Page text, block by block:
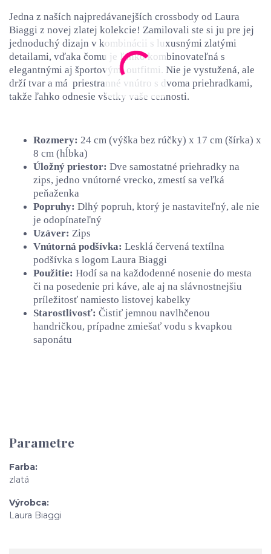
Jedna z naších najpredávanejších crossbody od Laura
Biaggi z novej zlatej kolekcie! Zamilovali ste si ju pre jej
jednoduchý dizajn v kombinácii s luxusnými zlatými
detailami, vďaka čomu je ľahko kombinovateľná s
elegantnými aj športovými outfitmi. Nie je vystužená, ale
drží tvar a má priestranné vnútro s dvoma priehradkami,
takže ľahko odnesie všetky vaše cennosti.
Rozmery: 24 cm (výška bez rúčky) x 17 cm (šírka) x
8 cm (hĺbka)
Úložný priestor: Dve samostatné priehradky na
zips, jedno vnútorné vrecko, zmestí sa veľká
peňaženka
Popruhy: Dlhý popruh, ktorý je nastaviteľný, ale nie
je odopínateľný
Uzáver: Zips
Vnútorná podšívka: Lesklá červená textílna
podšívka s logom Laura Biaggi
Použitie: Hodí sa na každodenné nosenie do mesta
či na posedenie pri káve, ale aj na slávnostnejšiu
príležitosť namiesto listovej kabelky
Starostlivosť: Čistiť jemnou navlhčenou
handričkou, prípadne zmiešať vodu s kvapkou
saponátu
Parametre
Farba
zlatá
Výrobca
Laura Biaggi